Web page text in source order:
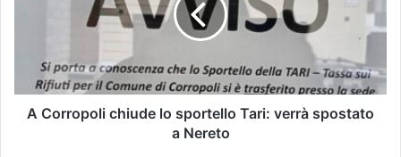
A Corropoli chiude lo sportello Tari: verrà spostato
a Nereto